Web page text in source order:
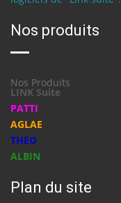
Nos produits
Nos Produits
LINK Suite
PATTI
AGLAE
THEO
ALBIN
Plan du site